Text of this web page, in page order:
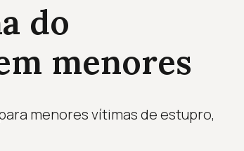
do
menores
menores vítimas de estupro,